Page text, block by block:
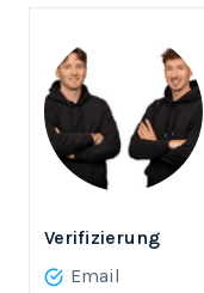
Verifizierung
Email